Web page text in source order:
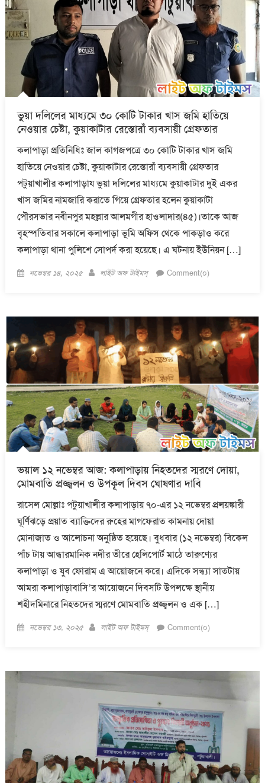
ভুয়া দলিলের মাধ্যমে ৩০ কোটি টাকার খাস জমি হাতিয়ে
নেওয়ার চেষ্টা, কুয়াকাটার রেস্তোরাঁ ব্যবসায়ী গ্রেফতার
কলাপাড়া প্রতিনিধিঃ জাল কাগজপত্রে ৩০ কোটি টাকার খাস জমি
হাতিয়ে নেওয়ার চেষ্টা, কুয়াকাটার রেস্তোরাঁ ব্যবসায়ী গ্রেফতার
পটুয়াখালীর কলাপাড়ায ভুয়া দলিলের মাধ্যমে কুয়াকাটার দুই একর
খাস জমির নামজারি করাতে গিয়ে গ্রেফতার হলেন কুয়াকাটা
পৌরসভার নবীনপুর মহল্লার আলমগীর হাওলাদার(৪৫)।তাকে আজ
বৃহস্পতিবার সকালে কলাপাড়া ভূমি অফিস থেকে পাকড়াও করে
কলাপাড়া থানা পুলিশে সোপর্দ করা হয়েছে। এ ঘটনায় ইউনিয়ন […]
Posted
নভেম্বর ১৪, ২০২৫ Author
লাইট অফ টাইমস্ Comment(০)
ভয়াল ১২ নভেম্বর আজ: কলাপাড়ায় নিহতদের স্মরণে দোয়া,
মোমবাতি প্রজ্জ্বলন ও উপকূল দিবস ঘোষণার দাবি
রাসেল মোল্লাঃ পটুয়াখালীর কলাপাড়ায় ৭০-এর ১২ নভেম্বর প্রলয়ঙ্কারী
ঘূর্ণিঝড়ে প্রয়াত ব্যাক্তিদের রুহের মাগফেরাত কামনায় দোয়া
মোনাজাত ও আলোচনা অনুষ্ঠিত হয়েছে। বুধবার (১২ নভেম্বর) বিকেল
পাঁচ টায় আন্ধারমানিক নদীর তীরে হেলিপোর্ট মাঠে তারুণ্যের
কলাপাড়া ও যুব ফোরাম এ আয়োজনে করে। এদিকে সন্ধ্যা সাতটায়
আমরা কলাপাড়াবাসি’র আয়োজনে দিবসটি উপলক্ষে স্থানীয়
শহীদমিনারে নিহতদের স্মরণে মোমবাতি প্রজ্জ্বলন ও এক […]
Posted
নভেম্বর ১৩, ২০২৫ Author
লাইট অফ টাইমস্ Comment(০)